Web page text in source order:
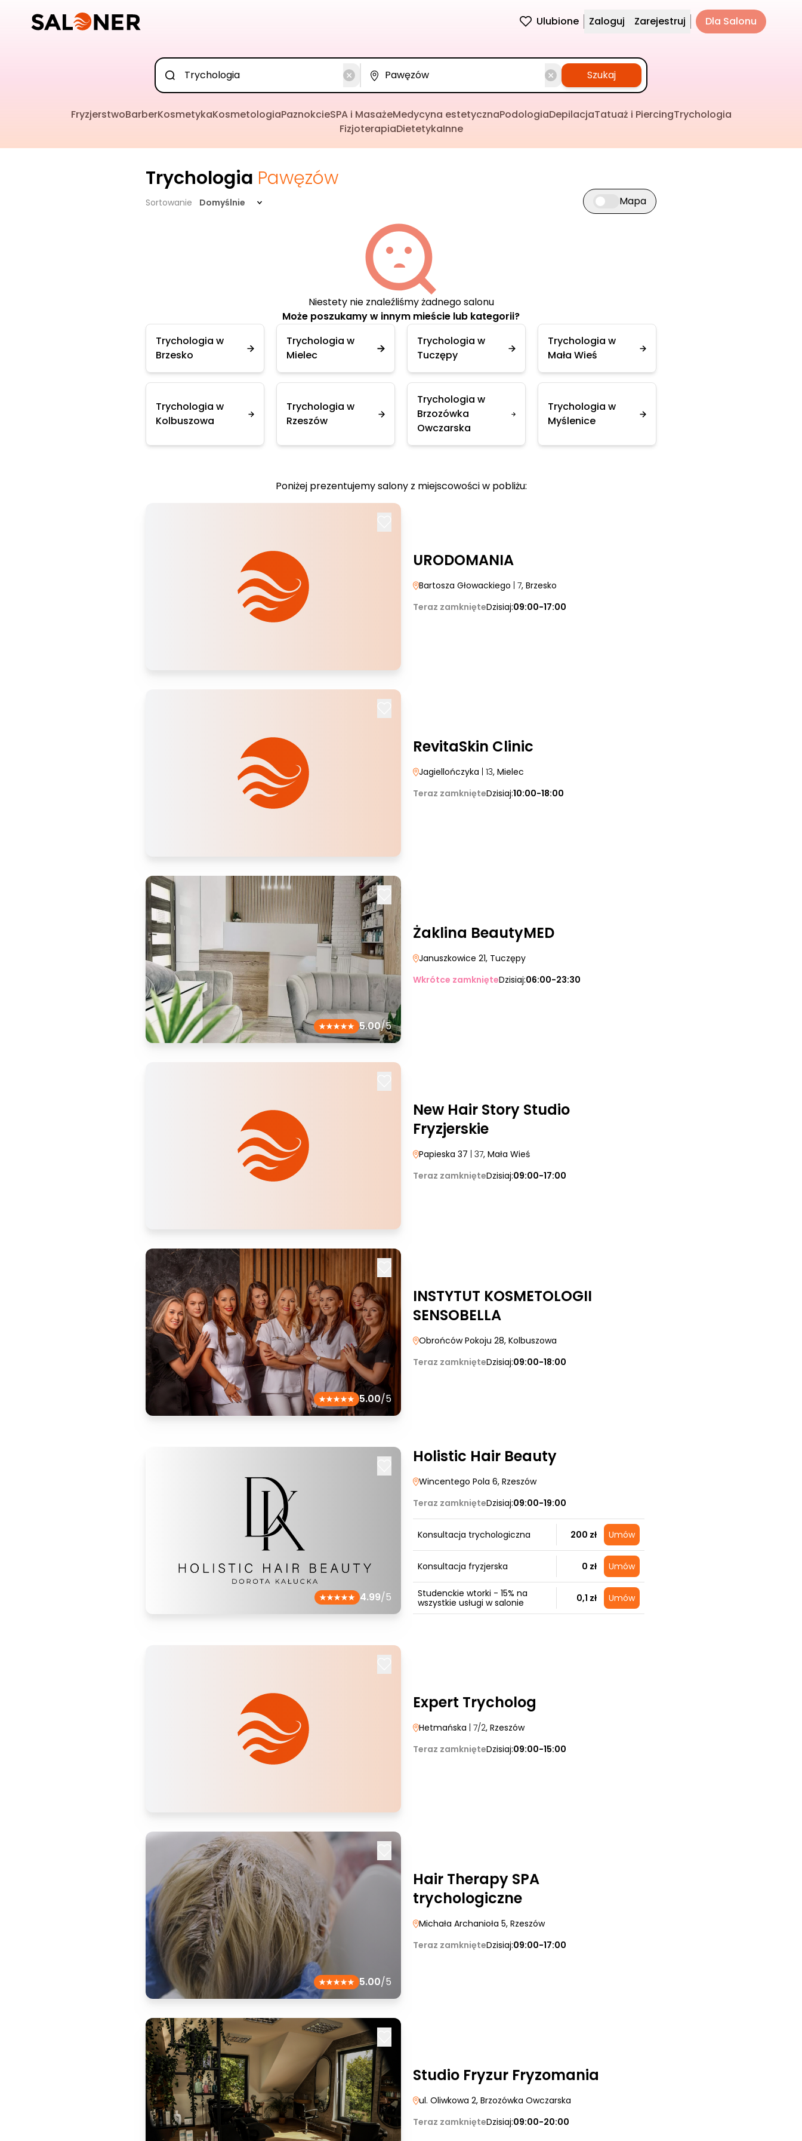
Ulubione Zaloguj Zarejestruj Dla Salonu
Szukaj
FryzjerstwoBarberKosmetykaKosmetologiaPaznokcieSPA i MasażeMedycyna estetycznaPodologiaDepilacjaTatuaż i PiercingTrychologia
FizjoterapiaDietetykaInne
Trychologia Pawęzów
Sortowanie Domyślnie Przełącz widok mapy
Mapa
Niestety nie znaleźliśmy żadnego salonu
Może poszukamy w innym mieście lub kategorii?
Trychologia w
Brzesko
Trychologia w
Mielec
Trychologia w
Tuczępy
Trychologia w
Mała Wieś
Trychologia w
Kolbuszowa
Trychologia w
Rzeszów
Trychologia w
Brzozówka
Owczarska
Trychologia w
Myślenice
Poniżej prezentujemy salony z miejscowości w pobliżu:
URODOMANIA
Bartosza Głowackiego | 7, Brzesko
Teraz zamknięteDzisiaj:09:00-17:00
RevitaSkin Clinic
Jagiellończyka | 13, Mielec
Teraz zamknięteDzisiaj:10:00-18:00
5.00/5
Żaklina BeautyMED
Januszkowice 21, Tuczępy
Wkrótce zamknięteDzisiaj:06:00-23:30
New Hair Story Studio
Fryzjerskie
Papieska 37 | 37, Mała Wieś
Teraz zamknięteDzisiaj:09:00-17:00
5.00/5
INSTYTUT KOSMETOLOGII
SENSOBELLA
Obrońców Pokoju 28, Kolbuszowa
Teraz zamknięteDzisiaj:09:00-18:00
4.99/5
Holistic Hair Beauty
Wincentego Pola 6, Rzeszów
Teraz zamknięteDzisiaj:09:00-19:00
Konsultacja trychologiczna 200 zł Umów
Konsultacja fryzjerska 0 zł Umów
Studenckie wtorki - 15% na
wszystkie usługi w salonie
0,1 zł Umów
Expert Trycholog
Hetmańska | 7/2, Rzeszów
Teraz zamknięteDzisiaj:09:00-15:00
5.00/5
Hair Therapy SPA
trychologiczne
Michała Archanioła 5, Rzeszów
Teraz zamknięteDzisiaj:09:00-17:00
Studio Fryzur Fryzomania
ul. Oliwkowa 2, Brzozówka Owczarska
Teraz zamknięteDzisiaj:09:00-20:00